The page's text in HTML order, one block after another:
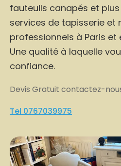
fauteuils canapés et
services de tapisserie et
professionnels à Paris et
Une qualité à laquelle
confiance.
Devis Gratuit contactez-
Tel 0767039975